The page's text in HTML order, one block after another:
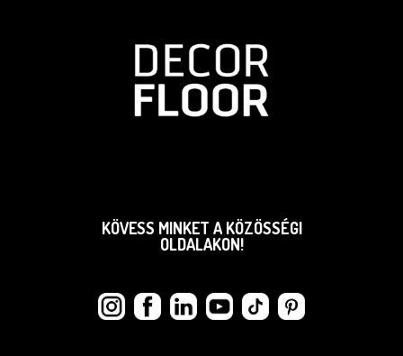
KÖVESS MINKET A KÖZÖSSÉGI
OLDALAKON!